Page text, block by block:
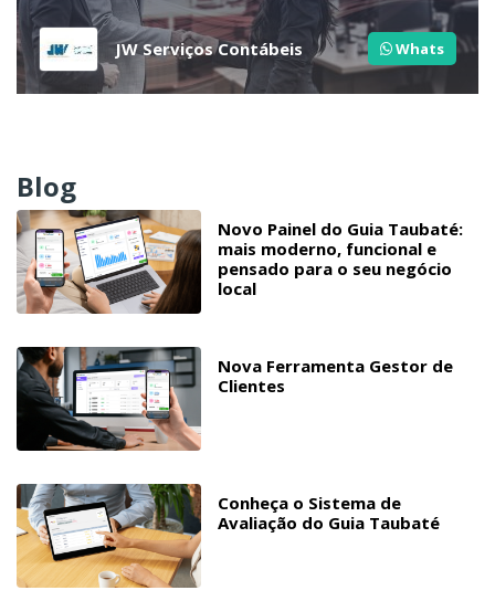
JW Serviços Contábeis Whats
Blog
Novo Painel do Guia Taubaté:
mais moderno, funcional e
pensado para o seu negócio
local
Nova Ferramenta Gestor de
Clientes
Conheça o Sistema de
Avaliação do Guia Taubaté